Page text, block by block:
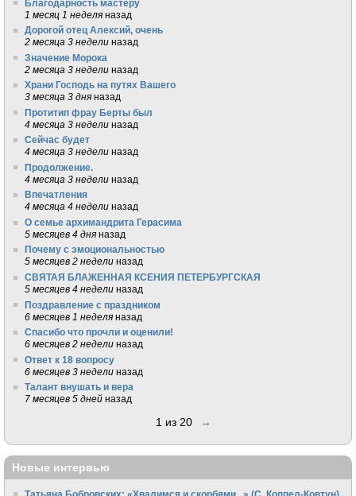
Благодарность мастеру
1 месяц 1 неделя назад
Дорогой отец Алексий, очень
2 месяца 3 недели назад
Значение Морока
2 месяца 3 недели назад
Храни Господь на путях Вашего
3 месяца 3 дня назад
Протитип фрау Берты был
4 месяца 3 недели назад
Сейчас будет
4 месяца 3 недели назад
Продолжение.
4 месяца 3 недели назад
Впечатления
4 месяца 4 недели назад
О семье архимандрита Герасима
5 месяцев 4 дня назад
Почему с эмоциональностью
5 месяцев 2 недели назад
СВЯТАЯ БЛАЖЕННАЯ КСЕНИЯ ПЕТЕРБУРГСКАЯ
5 месяцев 4 недели назад
Поздравление с праздником
6 месяцев 1 неделя назад
Спасибо что прочли и оценили!
6 месяцев 2 недели назад
Ответ к 18 вопросу
6 месяцев 3 недели назад
Талант внушать и вера
7 месяцев 5 дней назад
1 из 20 →
Новые интервью
Татьяна Бобровских: «Хвалимся и скорбями...» (С. Коппел-Ковтун)